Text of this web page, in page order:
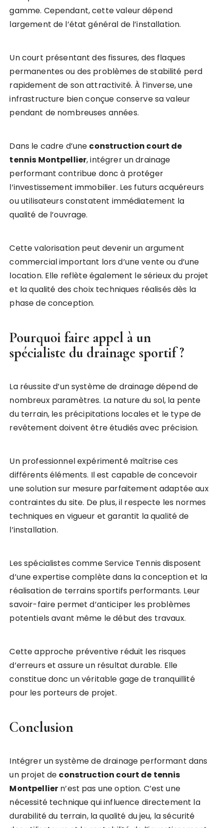
gamme. Cependant, cette valeur dépend
largement de l’état général de l’installation.
Un court présentant des fissures, des flaques
permanentes ou des problèmes de stabilité perd
rapidement de son attractivité. À l’inverse, une
infrastructure bien conçue conserve sa valeur
pendant de nombreuses années.
Dans le cadre d’une construction court de
tennis Montpellier, intégrer un drainage
performant contribue donc à protéger
l’investissement immobilier. Les futurs acquéreurs
ou utilisateurs constatent immédiatement la
qualité de l’ouvrage.
Cette valorisation peut devenir un argument
commercial important lors d’une vente ou d’une
location. Elle reflète également le sérieux du projet
et la qualité des choix techniques réalisés dès la
phase de conception.
Pourquoi faire appel à un
spécialiste du drainage sportif ?
La réussite d’un système de drainage dépend de
nombreux paramètres. La nature du sol, la pente
du terrain, les précipitations locales et le type de
revêtement doivent être étudiés avec précision.
Un professionnel expérimenté maîtrise ces
différents éléments. Il est capable de concevoir
une solution sur mesure parfaitement adaptée aux
contraintes du site. De plus, il respecte les normes
techniques en vigueur et garantit la qualité de
l’installation.
Les spécialistes comme Service Tennis disposent
d’une expertise complète dans la conception et la
réalisation de terrains sportifs performants. Leur
savoir-faire permet d’anticiper les problèmes
potentiels avant même le début des travaux.
Cette approche préventive réduit les risques
d’erreurs et assure un résultat durable. Elle
constitue donc un véritable gage de tranquillité
pour les porteurs de projet.
Conclusion
Intégrer un système de drainage performant dans
un projet de construction court de tennis
Montpellier n’est pas une option. C’est une
nécessité technique qui influence directement la
durabilité du terrain, la qualité du jeu, la sécurité